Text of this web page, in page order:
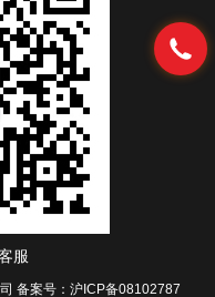
服
备案号：沪ICP备08102787